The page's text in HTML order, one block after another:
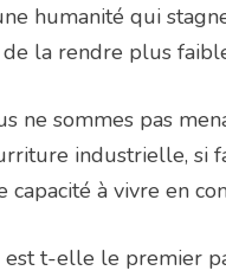
humanité qui
la rendre plus
ne sommes pas
industrielle, si
à vivre en
est t-elle le premier